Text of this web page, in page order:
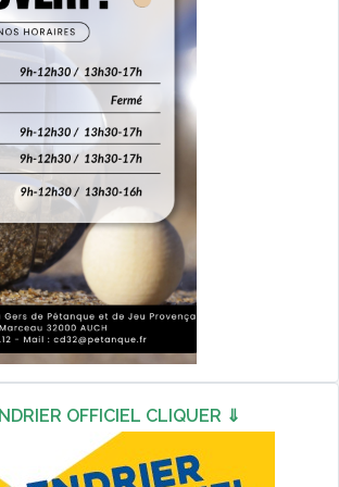
OFFICIEL CLIQUER ⇓